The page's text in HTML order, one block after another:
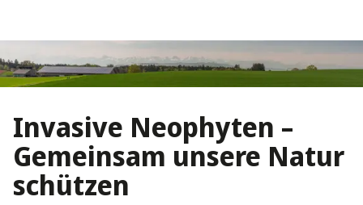
Invasive Neophyten –
Gemeinsam unsere Natur
schützen